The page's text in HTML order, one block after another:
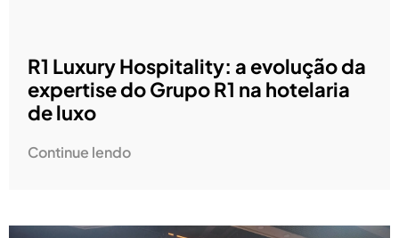
R1 Luxury Hospitality: a evolução da
expertise do Grupo R1 na hotelaria
de luxo
Continue lendo